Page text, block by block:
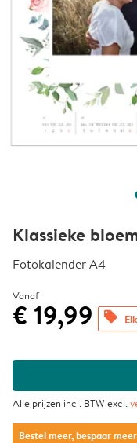
Klassieke
Fotokalender A4
Vanaf
€ 19,99 offers
Alle prijzen incl. BTW excl.
Bestel meer, bespaar meer